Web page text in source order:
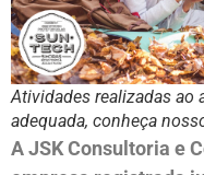
Atividades realizadas ao
adequada, conheça
A JSK Consultoria e